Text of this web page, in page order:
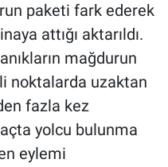
paketi fark ederek
attığı aktarıldı.
mağdurun
noktalarda uzaktan
fazla kez
yolcu bulunma
eylemi